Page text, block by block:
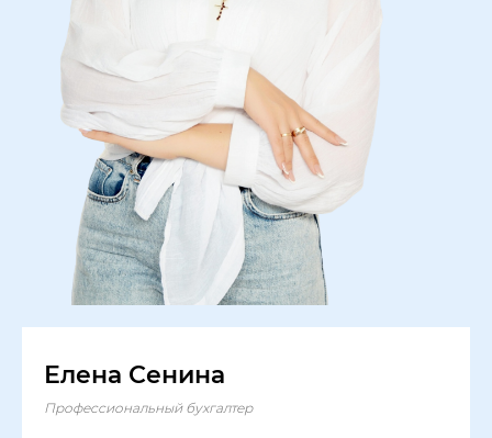
Елена Сенина
Профессиональный бухгалтер